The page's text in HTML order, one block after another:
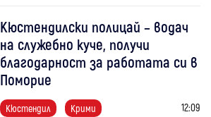
Кюстендилски полицай – водач
на служебно куче, получи
благодарност за работата си в
Поморие
Кюстендил Крими 12:09